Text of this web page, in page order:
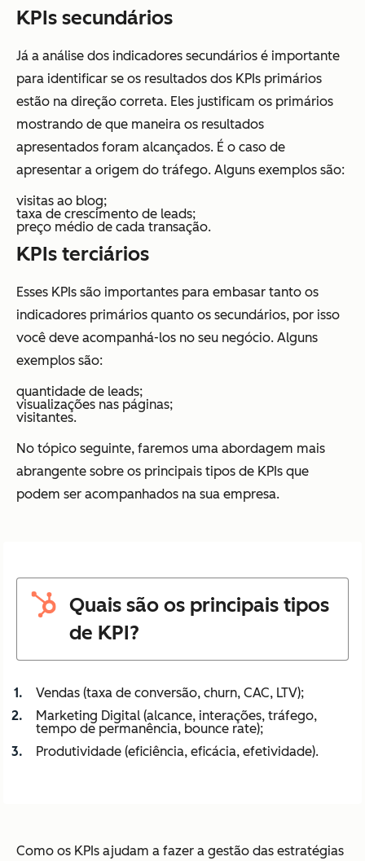
KPIs secundários
Já a análise dos indicadores secundários é importante
para identificar se os resultados dos KPIs primários
estão na direção correta. Eles justificam os primários
mostrando de que maneira os resultados
apresentados foram alcançados. É o caso de
apresentar a origem do tráfego. Alguns exemplos são:
visitas ao blog;
taxa de crescimento de leads;
preço médio de cada transação.
KPIs terciários
Esses KPIs são importantes para embasar tanto os
indicadores primários quanto os secundários, por isso
você deve acompanhá-los no seu negócio. Alguns
exemplos são:
quantidade de leads;
visualizações nas páginas;
visitantes.
No tópico seguinte, faremos uma abordagem mais
abrangente sobre os principais tipos de KPIs que
podem ser acompanhados na sua empresa.
Quais são os principais tipos
de KPI?
Vendas (taxa de conversão, churn, CAC, LTV);
Marketing Digital (alcance, interações, tráfego,
tempo de permanência, bounce rate);
Produtividade (eficiência, eficácia, efetividade).
Como os KPIs ajudam a fazer a gestão das estratégias